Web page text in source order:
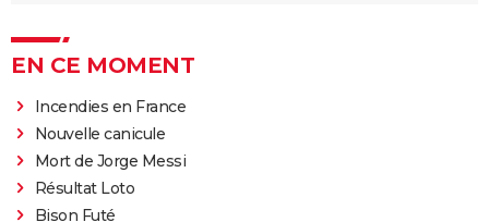
EN CE MOMENT
Incendies en France
Nouvelle canicule
Mort de Jorge Messi
Résultat Loto
Bison Futé